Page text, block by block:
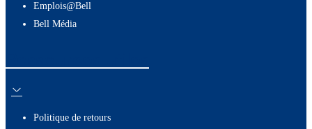
Emplois@Bell
Bell Média
Politique de retours